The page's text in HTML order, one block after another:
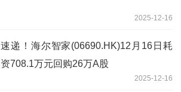
2025-12-16
速递！海尔智家(06690.HK)12月16日耗
资708.1万元回购26万A股
2025-12-16